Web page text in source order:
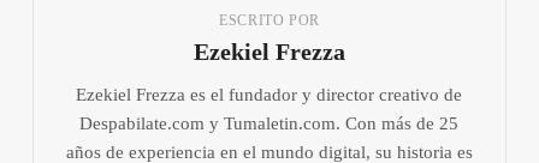
ESCRITO POR
Ezekiel Frezza
Ezekiel Frezza es el fundador y director creativo de
Despabilate.com y Tumaletin.com. Con más de 25
años de experiencia en el mundo digital, su historia es